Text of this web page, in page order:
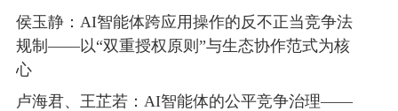
侯玉静：AI智能体跨应用操作的反不正当竞争法
规制——以“双重授权原则”与生态协作范式为核
心
卢海君、王芷若：AI智能体的公平竞争治理——